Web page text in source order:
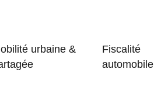
urbaine &
Fiscalité
automobile